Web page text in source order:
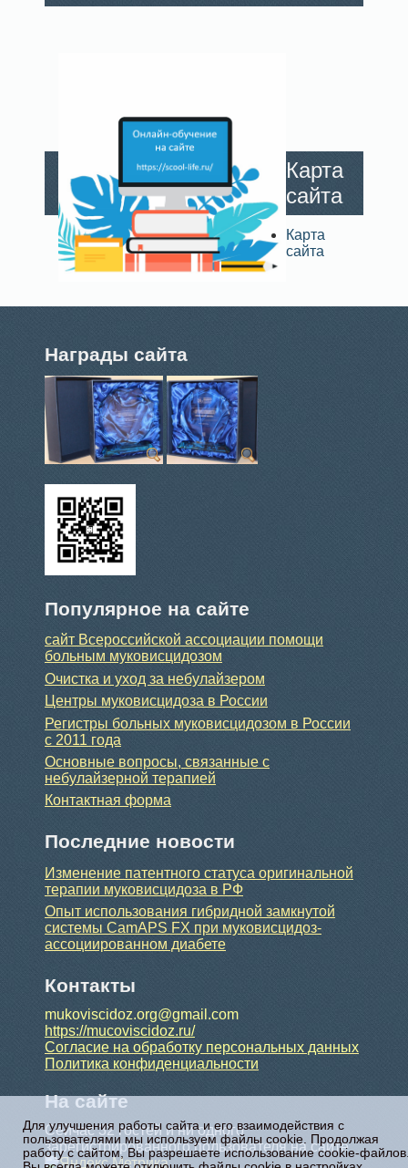
Карта
сайта
Карта
сайта
Награды сайта
Популярное на сайте
сайт Всероссийской ассоциации помощи
больным муковисцидозом
Очистка и уход за небулайзером
Центры муковисцидоза в России
Регистры больных муковисцидозом в России
с 2011 года
Основные вопросы, связанные с
небулайзерной терапией
Контактная форма
Последние новости
Изменение патентного статуса оригинальной
терапии муковисцидоза в РФ
Опыт использования гибридной замкнутой
системы CamAPS FX при муковисцидоз-
ассоциированном диабете
Контакты
mukoviscidoz.org@gmail.com
https://mucoviscidoz.ru/
Согласие на обработку персональных данных
Политика конфиденциальности
На сайте
Сейчас 32 гостей и ни одного
зарегистрированного пользователя на сайте
Для улучшения работы сайта и его взаимодействия с
пользователями мы используем файлы cookie. Продолжая
работу с сайтом, Вы разрешаете использование cookie-